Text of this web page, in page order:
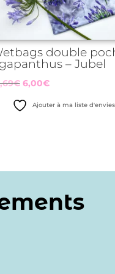
double
– Jubel
€ Le
prix
initial
6,00€Le
Ajouter à ma liste d'envies